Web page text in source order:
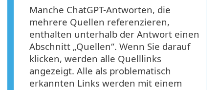
Manche ChatGPT-Antworten, die
mehrere Quellen referenzieren,
enthalten unterhalb der Antwort einen
Abschnitt „Quellen“. Wenn Sie darauf
klicken, werden alle Quelllinks
angezeigt. Alle als problematisch
erkannten Links werden mit einem